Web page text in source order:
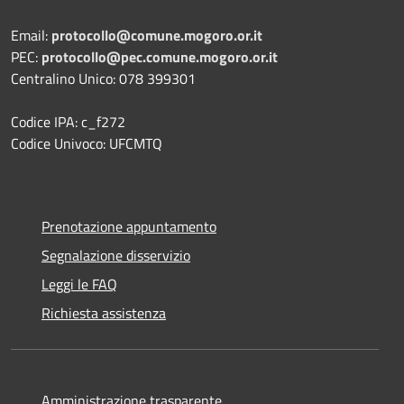
Email: protocollo@comune.mogoro.or.it
PEC: protocollo@pec.comune.mogoro.or.it
Centralino Unico: 078 399301
Codice IPA: c_f272
Codice Univoco: UFCMTQ
Prenotazione appuntamento
Segnalazione disservizio
Leggi le FAQ
Richiesta assistenza